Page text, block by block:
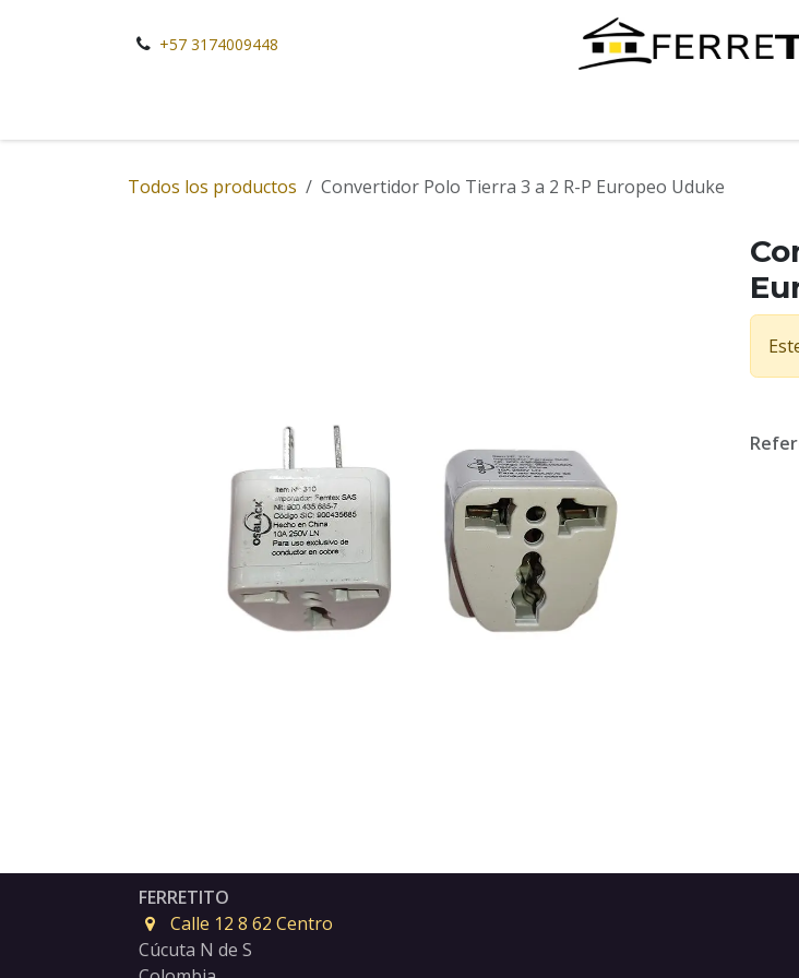
+57 3174009448
Todos los productos Convertidor Polo Tierra 3 a 2 R-P Europeo Uduke
FERRETITO
Calle 12 8 62 Centro
Cúcuta N de S